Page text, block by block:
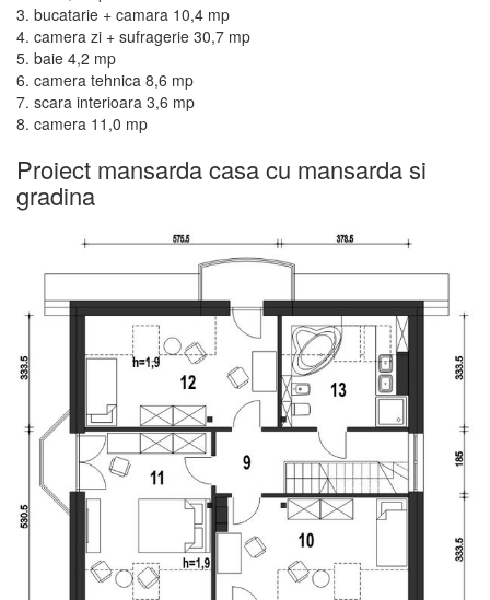
3. bucatarie + camara 10,4 mp
4. camera zi + sufragerie 30,7 mp
5. baie 4,2 mp
6. camera tehnica 8,6 mp
7. scara interioara 3,6 mp
8. camera 11,0 mp
Proiect mansarda casa cu mansarda si
gradina